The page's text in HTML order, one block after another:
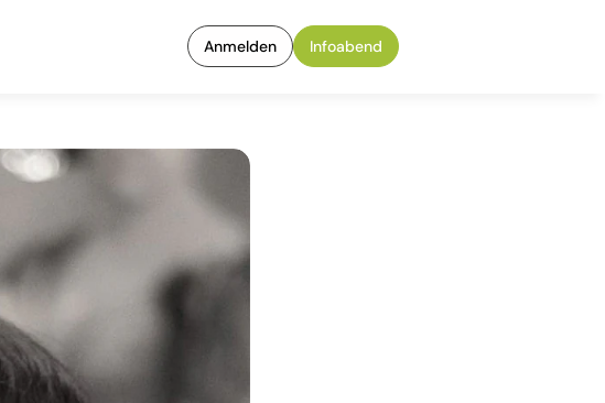
Anmelden Infoabend